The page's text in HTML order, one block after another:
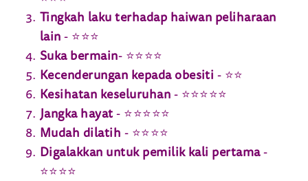
Tingkah laku terhadap haiwan peliharaan
lain- ⭐⭐⭐
Suka bermain- ⭐⭐⭐⭐
Kecenderungan kepada obesiti - ⭐⭐
Kesihatan keseluruhan- ⭐⭐⭐⭐⭐
Jangka hayat- ⭐⭐⭐⭐⭐
Mudah dilatih - ⭐⭐⭐⭐
Digalakkan untuk pemilik kali pertama-
⭐⭐⭐⭐